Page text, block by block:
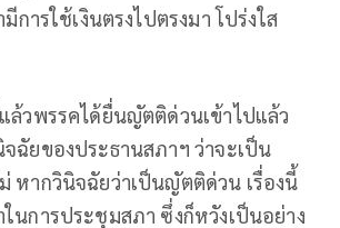
การใช้เงินตรงไปตรงมา โปร่งใส
ล้วพรรคได้ยื่นญัตติด่วนเข้าไปแล้ว
ฉัยของประธานสภาฯ ว่าจะเป็น
หากวินิจฉัยว่าเป็นญัตติด่วน เรื่องนี้
นการประชุมสภา ซึ่งก็หวังเป็นอย่าง